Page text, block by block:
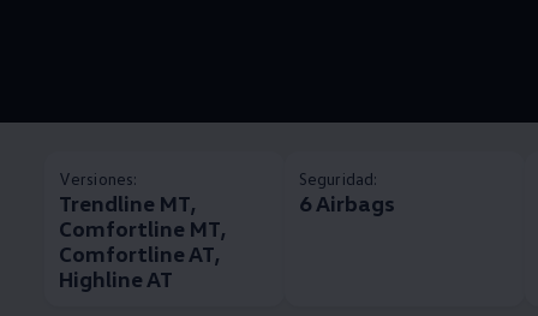
Versiones:
Trendline MT,
Comfortline MT,
Comfortline AT,
Highline AT
Seguridad:
6 Airbags